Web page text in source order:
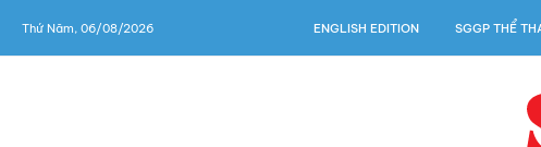
Thứ Năm, 06/08/2026 ENGLISH EDITION SGGP THỂ